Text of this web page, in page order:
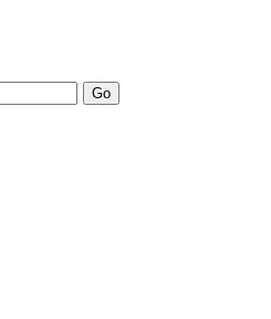
บโพสต์ลงเว็บขายบ้าน ที่ดิน อสัง
ตกต่างกว่า
คาถูก อสังหา ทีดิน โพสต์ลงเว็บ
น้นผลงาน รับรองคุณภาพ ติดกู
ยวในไทย